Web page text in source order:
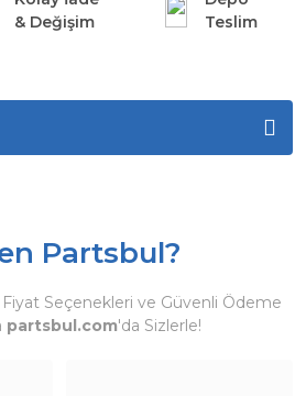
& Değişim
Teslim
Partsbul?
Seçenekleri ve Güvenli Ödeme
partsbul.com'da Sizlerle!